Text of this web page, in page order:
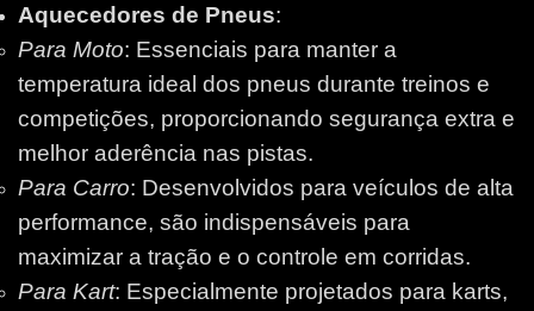
Aquecedores de Pneus:
Para Moto: Essenciais para manter a
temperatura ideal dos pneus durante treinos e
competições, proporcionando segurança extra e
melhor aderência nas pistas.
Para Carro: Desenvolvidos para veículos de alta
performance, são indispensáveis para
maximizar a tração e o controle em corridas.
Para Kart: Especialmente projetados para karts,